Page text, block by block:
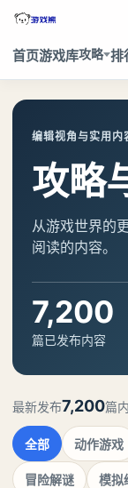
首页游戏库攻略 排
编辑视角与实用内
攻略
从游戏世界的
阅读的内容。
7,200
篇已发布内容
最新发布7,200篇
全部 动作游戏
冒险解谜 模拟